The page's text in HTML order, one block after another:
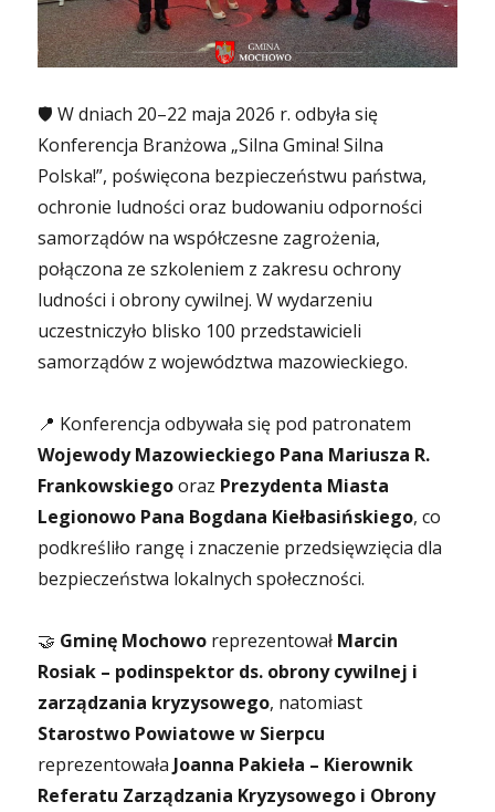
🛡️ W dniach 20–22 maja 2026 r. odbyła się
Konferencja Branżowa „Silna Gmina! Silna
Polska!”, poświęcona bezpieczeństwu państwa,
ochronie ludności oraz budowaniu odporności
samorządów na współczesne zagrożenia,
połączona ze szkoleniem z zakresu ochrony
ludności i obrony cywilnej. W wydarzeniu
uczestniczyło blisko 100 przedstawicieli
samorządów z województwa mazowieckiego.
📍 Konferencja odbywała się pod patronatem
Wojewody Mazowieckiego Pana Mariusza R.
Frankowskiegooraz Prezydenta Miasta
Legionowo Pana Bogdana Kiełbasińskiego, co
podkreśliło rangę i znaczenie przedsięwzięcia dla
bezpieczeństwa lokalnych społeczności.
🤝 Gminę Mochowo reprezentował Marcin
Rosiak – podinspektor ds. obrony cywilnej i
zarządzania kryzysowego, natomiast
Starostwo Powiatowe w Sierpcu
reprezentowała Joanna Pakieła – Kierownik
Referatu Zarządzania Kryzysowego i Obrony